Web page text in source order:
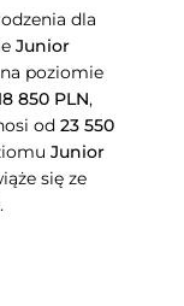
dla
Junior
poziomie
850 PLN,
od23 550
Junior
się ze
.